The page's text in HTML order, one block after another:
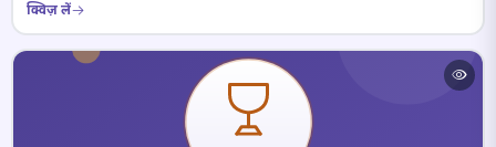
क्विज़ लें